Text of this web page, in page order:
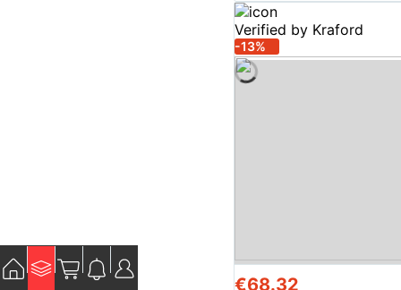
Verified by Kraford
-13%
€68.32